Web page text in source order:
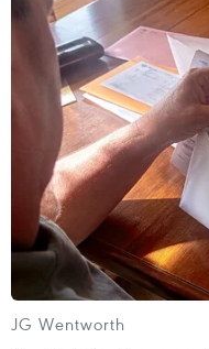
JG Wentworth